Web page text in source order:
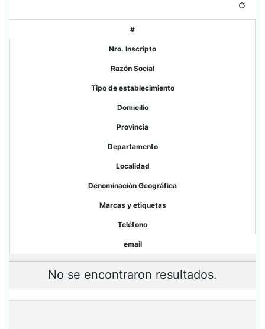
#
Nro. Inscripto
Razón Social
Tipo de establecimiento
Domicilio
Provincia
Departamento
Localidad
Denominación Geográfica
Marcas y etiquetas
Teléfono
email
No se encontraron resultados.